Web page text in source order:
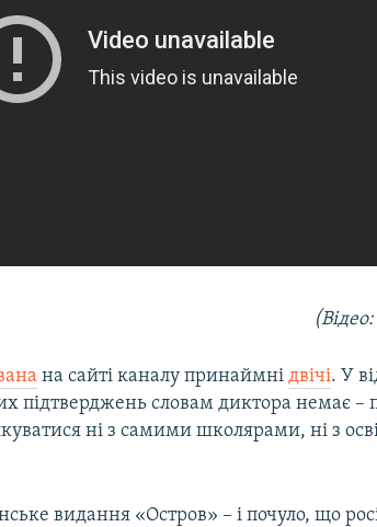
(Відео:
на сайті каналу принаймнідвічі. У
підтверджень словам диктора немає –
ні з самими школярами, ні з
видання «Остров» – і почуло, що